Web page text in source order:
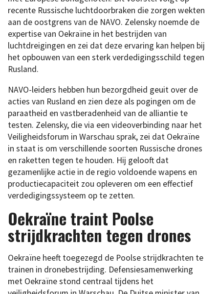
recente Russische luchtdoorbraken die zorgen wekten
aan de oostgrens van de NAVO. Zelensky noemde de
expertise van Oekraïne in het bestrijden van
luchtdreigingen en zei dat deze ervaring kan helpen bij
het opbouwen van een sterk verdedigingsschild tegen
Rusland.
NAVO-leiders hebben hun bezorgdheid geuit over de
acties van Rusland en zien deze als pogingen om de
paraatheid en vastberadenheid van de alliantie te
testen. Zelensky, die via een videoverbinding naar het
Veiligheidsforum in Warschau sprak, zei dat Oekraïne
in staat is om verschillende soorten Russische drones
en raketten tegen te houden. Hij gelooft dat
gezamenlijke actie in de regio voldoende wapens en
productiecapaciteit zou opleveren om een effectief
verdedigingssysteem op te zetten.
Oekraïne traint Poolse
strijdkrachten tegen drones
Oekraïne heeft toegezegd de Poolse strijdkrachten te
trainen in dronebestrijding. Defensiesamenwerking
met Oekraïne stond centraal tijdens het